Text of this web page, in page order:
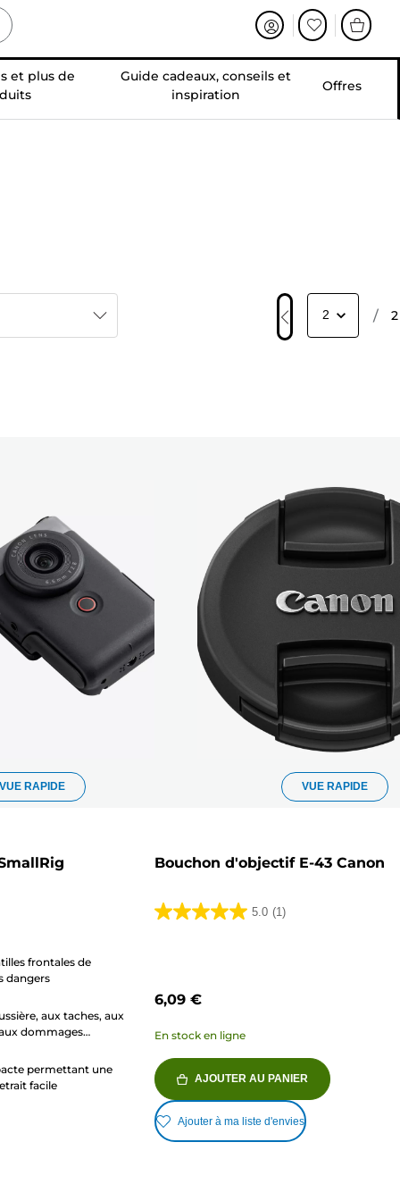
et plus de
Guide cadeaux, conseils et
inspiration
Offres
/ 2
RAPIDE
frontales de
dangers
aux taches, aux
dommages
permettant une
facile
VUE RAPIDE
Bouchon d'objectif E-43 Canon
5.0 (1)
5.0
1
avis
6,09 €
En stock en ligne
AJOUTER AU PANIER
Ajouter à ma liste d'envies